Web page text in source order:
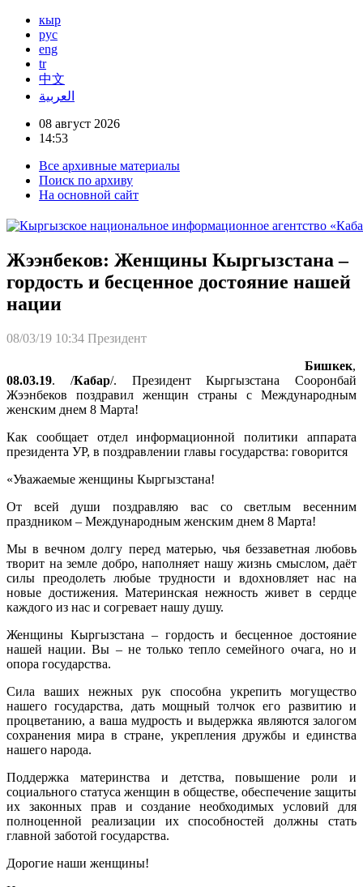
кыр
рус
eng
tr
中文
العربية
08 август 2026
14:53
Все архивные материалы
Поиск по архиву
На основной сайт
Жээнбеков: Женщины Кыргызстана –
гордость и бесценное достояние нашей
нации
08/03/19 10:34 Президент
Бишкек,
08.03.19. /Кабар/. Президент Кыргызстана Сооронбай
Жээнбеков поздравил женщин страны с Международным
женским днем 8 Марта!
Как сообщает отдел информационной политики аппарата
президента УР, в поздравлении главы государства: говорится
«Уважаемые женщины Кыргызстана!
От всей души поздравляю вас со светлым весенним
праздником – Международным женским днем 8 Марта!
Мы в вечном долгу перед матерью, чья беззаветная любовь
творит на земле добро, наполняет нашу жизнь смыслом, даёт
силы преодолеть любые трудности и вдохновляет нас на
новые достижения. Материнская нежность живет в сердце
каждого из нас и согревает нашу душу.
Женщины Кыргызстана – гордость и бесценное достояние
нашей нации. Вы – не только тепло семейного очага, но и
опора государства.
Сила ваших нежных рук способна укрепить могущество
нашего государства, дать мощный толчок его развитию и
процветанию, а ваша мудрость и выдержка являются залогом
сохранения мира в стране, укрепления дружбы и единства
нашего народа.
Поддержка материнства и детства, повышение роли и
социального статуса женщин в обществе, обеспечение защиты
их законных прав и создание необходимых условий для
полноценной реализации их способностей должны стать
главной заботой государства.
Дорогие наши женщины!